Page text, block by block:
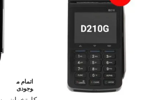
اتمام م
وجودی